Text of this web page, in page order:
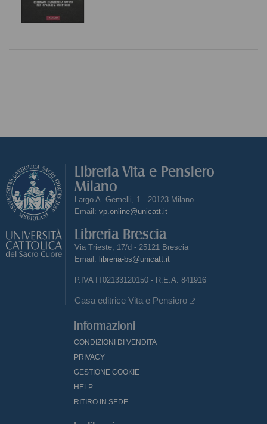
Libreria Vita e Pensiero
Milano
Largo A. Gemelli, 1 - 20123 Milano
Email: vp.online@unicatt.it
Libreria Brescia
Via Trieste, 17/d - 25121 Brescia
Email: libreria-bs@unicatt.it
P.IVA IT02133120150 - R.E.A. 841916
Casa editrice Vita e Pensiero
Informazioni
CONDIZIONI DI VENDITA
PRIVACY
GESTIONE COOKIE
HELP
RITIRO IN SEDE